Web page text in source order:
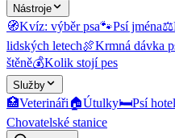
Nástroje
🧭Kvíz: výběr psa🐾Psí jména⚖️
lidských letech🍖Krmná dávka
štěně💰Kolik stojí pes
Služby
🏥Veterináři🏠Útulky🛏️Psí
Chovatelské stanice